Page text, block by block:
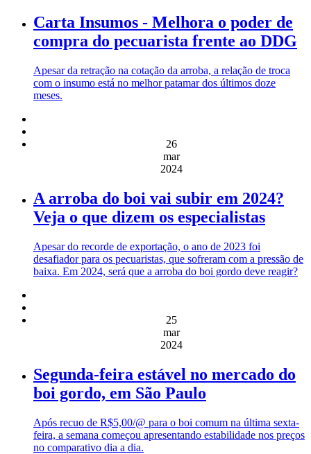
Carta Insumos - Melhora o poder de
compra do pecuarista frente ao DDG
Apesar da retração na cotação da arroba, a relação de troca
com o insumo está no melhor patamar dos últimos doze
meses.
26
mar
2024
A arroba do boi vai subir em 2024?
Veja o que dizem os especialistas
Apesar do recorde de exportação, o ano de 2023 foi
desafiador para os pecuaristas, que sofreram com a pressão de
baixa. Em 2024, será que a arroba do boi gordo deve reagir?
25
mar
2024
Segunda-feira estável no mercado do
boi gordo, em São Paulo
Após recuo de R$5,00/@ para o boi comum na última sexta-
feira, a semana começou apresentando estabilidade nos preços
no comparativo dia a dia.